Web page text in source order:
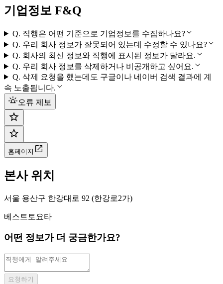
기업정보 F&Q
Q. 직행은 어떤 기준으로 기업정보를 수집하나요?
Q. 우리 회사 정보가 잘못되어 있는데 수정할 수 있나요?
Q. 회사의 최신 정보와 직행에 표시된 정보가 달라요.
Q. 우리 회사 정보를 삭제하거나 비공개하고 싶어요.
Q. 삭제 요청을 했는데도 구글이나 네이버 검색 결과에 계
속 노출됩니다.
오류 제보
홈페이지
본사 위치
서울 용산구 한강대로 92 (한강로2가)
베스트토요타
어떤 정보가 더 궁금한가요?
요청하기